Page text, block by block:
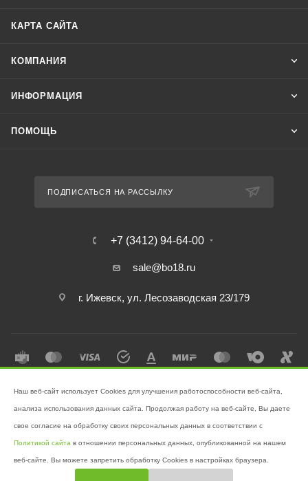
КАРТА САЙТА
КОМПАНИЯ
ИНФОРМАЦИЯ
ПОМОЩЬ
ПОДПИСАТЬСЯ НА РАССЫЛКУ
+7 (3412) 94-64-00
sale@bo18.ru
г. Ижевск, ул. Лесозаводская 23/179
поддержании чистоты!
Наш веб-сайт использует Cookies для улучшения работоспособности веб-сайта,
анализа использования данных сайта. Продолжая работу на веб-сайте, Вы даете
свое согласие на обработку своих персональных данных в соответствии с
Политикой сайта в отношении персональных данных, опубликованной на нашем
веб-сайте. Вы можете запретить обработку Cookies в настройках браузера.